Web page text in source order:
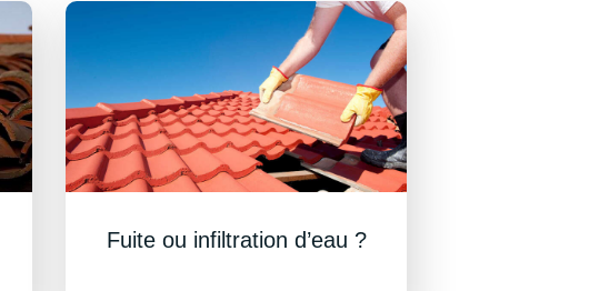
Fuite ou infiltration d’eau ?